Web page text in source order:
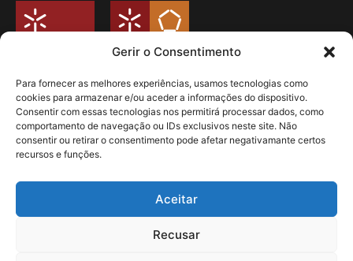
Gerir o Consentimento
Para fornecer as melhores experiências, usamos tecnologias como
cookies para armazenar e/ou aceder a informações do dispositivo.
Consentir com essas tecnologias nos permitirá processar dados, como
comportamento de navegação ou IDs exclusivos neste site. Não
consentir ou retirar o consentimento pode afetar negativamante certos
recursos e funções.
Aceitar
Recusar
Universidade do Minho
Campus de Azurém
Departamento de Engenharia Mecânica
Guimarães – Portugal
Politica de Privacidade
Redes Sociais